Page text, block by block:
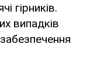
гірників.
випадків